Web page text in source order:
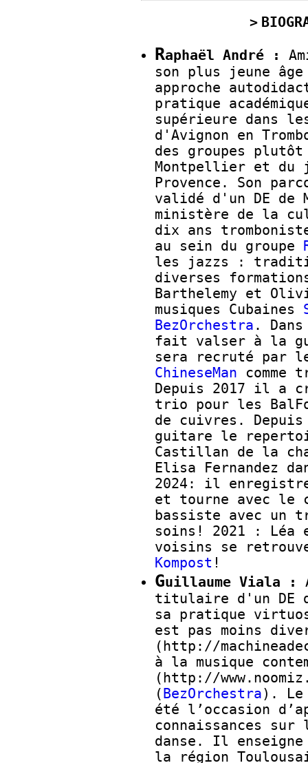
Raphaël André :
son plus jeune
approche
pratique
supérieure dans
d'Avignon en
des groupes
Montpellier et du
Provence. Son
validé d'un DE de
ministère de la
dix ans
au sein du groupe
les jazzs :
diverses
Barthelemy et
musiques Cubaines
BezOrchestra .
fait valser à la
sera recruté par
ChineseMan comme
Depuis 2017 il a
trio pour les
de cuivres.
guitare le
Castillan de la
Elisa Fernandez
2024: il
et tourne avec le
bassiste avec un
soins! 2021 : Léa
voisins se
Kompost !
Guillaume Viala :
titulaire d'un DE
sa pratique
est pas moins
(http://
à la musique
(http://
( BezOrchestra). Le
été l’occasion
connaissances
danse. Il
la région